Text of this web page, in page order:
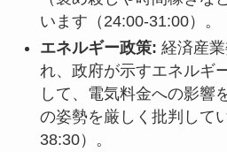
います（24:00-31:00）。
エネルギー政策: 経済産
れ、政府が示すエネルギ
して、電気料金への影響
の姿勢を厳しく批判して
38:30）。